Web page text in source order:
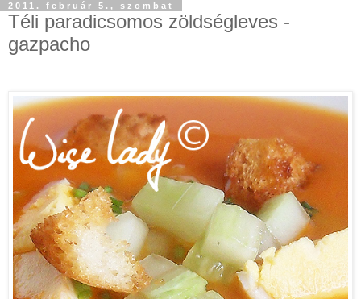
2011. február 5., szombat
Téli paradicsomos zöldségleves -
gazpacho